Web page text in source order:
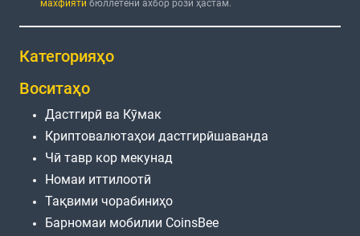
махфияти бюллетени ахбор розӣ ҳастам.
Категорияҳо
Воситаҳо
Дастгирӣ ва Кӯмак
Криптовалютаҳои дастгирӣшаванда
Чӣ тавр кор мекунад
Номаи иттилоотӣ
Тақвими чорабиниҳо
Барномаи мобилии CoinsBee